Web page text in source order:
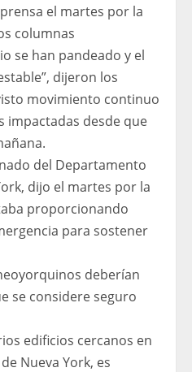
el martes por la
columnas
se han pandeado y el
dijeron los
movimiento continuo
impactadas desde que
del Departamento
dijo el martes por la
proporcionando
para sostener
deberían
se considere seguro
edificios cercanos en
Nueva York, es